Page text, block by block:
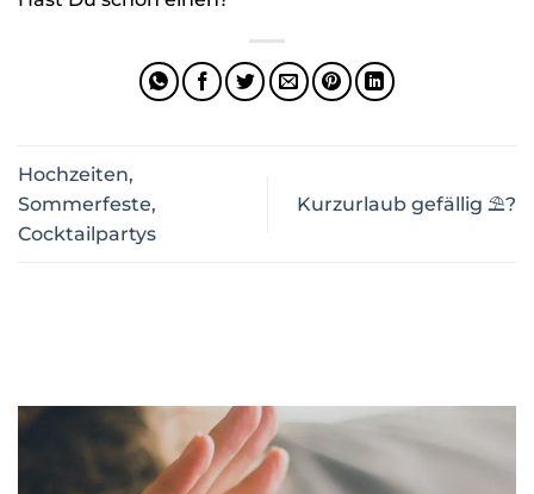
Hochzeiten,
Sommerfeste,
Cocktailpartys
Kurzurlaub gefällig ⛱️?